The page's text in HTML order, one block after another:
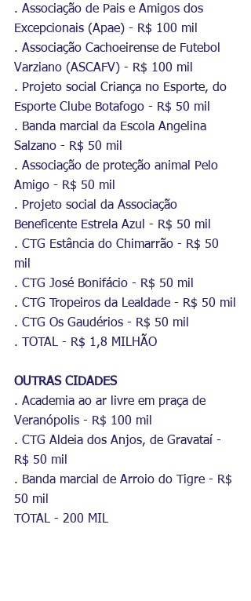
. Associação de Pais e Amigos dos
Excepcionais (Apae) - R$ 100 mil
. Associação Cachoeirense de Futebol
Varziano (ASCAFV) - R$ 100 mil
. Projeto social Criança no Esporte, do
Esporte Clube Botafogo - R$ 50 mil
. Banda marcial da Escola Angelina
Salzano - R$ 50 mil
. Associação de proteção animal Pelo
Amigo - R$ 50 mil
. Projeto social da Associação
Beneficente Estrela Azul - R$ 50 mil
. CTG Estância do Chimarrão - R$ 50
mil
. CTG José Bonifácio - R$ 50 mil
. CTG Tropeiros da Lealdade - R$ 50 mil
. CTG Os Gaudérios - R$ 50 mil
. TOTAL - R$ 1,8 MILHÃO
OUTRAS CIDADES
. Academia ao ar livre em praça de
Veranópolis - R$ 100 mil
. CTG Aldeia dos Anjos, de Gravataí -
R$ 50 mil
. Banda marcial de Arroio do Tigre - R$
50 mil
TOTAL - 200 MIL